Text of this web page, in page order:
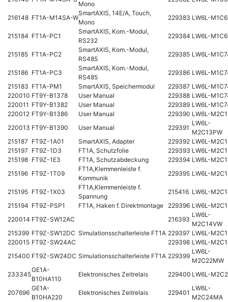
Mono
216148 FT1A-M14SA-W
SmartAXIS, 14E/A, Touch,
Mono
229383 LW6L-
215184 FT1A-PC1
SmartAXIS, Kom.-Modul,
RS232
229384 LW6L-
215185 FT1A-PC2
SmartAXIS, Kom.-Modul,
RS485
229385 LW6L-
215186 FT1A-PC3
SmartAXIS, Kom.-Modul,
RS485
229386 LW6L-
215183 FT1A-PM1 SmartAXIS, Speichermodul 229387 LW6L-
220010 FT9Y-B1378 User Manual 229388 LW6L-
220011 FT9Y-B1382 User Manual 229389 LW6L-
220012 FT9Y-B1386 User Manual 229390 LW6L-
220013 FT9Y-B1390 User Manual 229391
LW6L-
M2C13PW
215187 FT9Z-1A01 SmartAXIS, Adapter 229392 LW6L-
215197 FT9Z-1D3 FT1A, Schutzfolie 229393 LW6L-
215198 FT9Z-1E3 FT1A, Schutzabdeckung 229394 LW6L-
215196 FT9Z-1T09
FT1A,Klemmenleiste f.
Kommunik
229395 LW6L-
215195 FT9Z-1X03
FT1A,Klemmenleiste f.
Spannung
215416 LW6L-
215194 FT9Z-PSP1 FT1A, Haken f. Direktmontage 229396 LW6L-
220014 FT9Z-SW12AC 216393
LW6L-
M2C14VW
215399 FT9Z-SW12DC Simulationsschalterleiste FT1A 229397 LW6L-
220015 FT9Z-SW24AC 229398 LW6L-
215400 FT9Z-SW24DC Simulationsschalterleiste FT1A 229399
LW6L-
M2C22MW
233345
GE1A-
B10HA110
Elektronisches Zeitrelais 229400 LW6L-
207696
GE1A-
B10HA220
Elektronisches Zeitrelais 229401
LW6L-
M2C24MA